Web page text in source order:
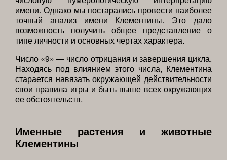
имени. Однако мы постарались провести наиболее
точный анализ имени Клементины. Это дало
возможность получить общее представление о
типе личности и основных чертах характера.
Число «9» — число отрицания и завершения цикла.
Находясь под влиянием этого числа, Клементина
старается навязать окружающей действительности
свои правила игры и быть выше всех окружающих
ее обстоятельств.
Именные растения и животные
Клементины